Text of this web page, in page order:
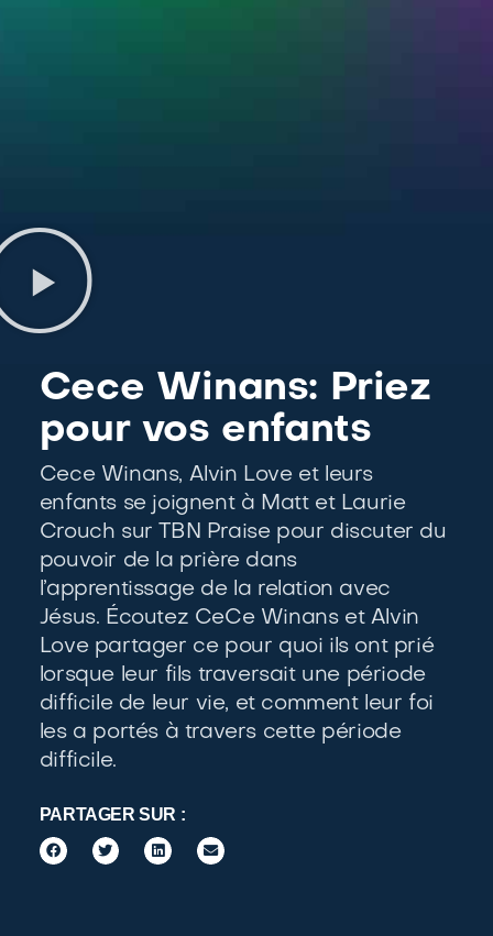
Cece Winans: Priez
pour vos enfants
Cece Winans, Alvin Love et leurs
enfants se joignent à Matt et Laurie
Crouch sur TBN Praise pour discuter du
pouvoir de la prière dans
l’apprentissage de la relation avec
Jésus. Écoutez CeCe Winans et Alvin
Love partager ce pour quoi ils ont prié
lorsque leur fils traversait une période
difficile de leur vie, et comment leur foi
les a portés à travers cette période
difficile.
PARTAGER SUR :